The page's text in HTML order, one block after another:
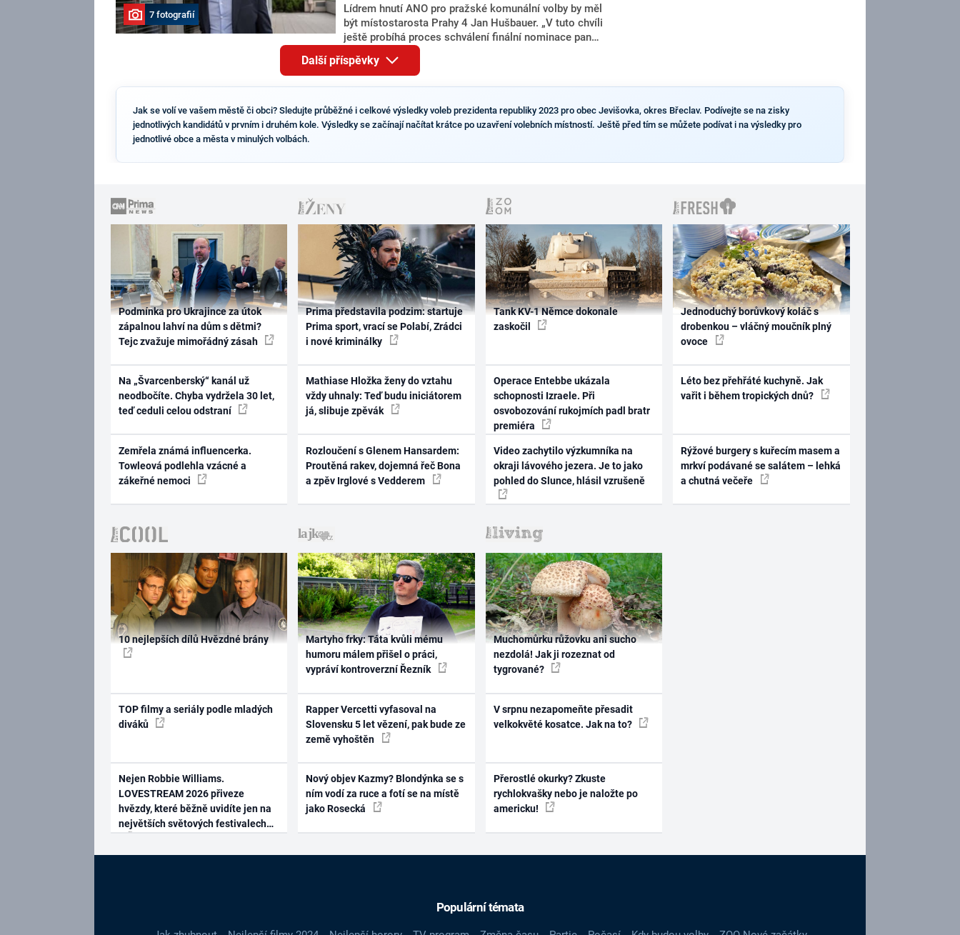
7 fotografií
Lídrem hnutí ANO pro pražské komunální volby by měl
být místostarosta Prahy 4 Jan Hušbauer. „V tuto chvíli
ještě probíhá proces schválení finální nominace pana
Jana Hušbauera Výborem hnutí ANO,“ uvedl pro
redakci místopředseda pražského ANO Martin
Benkovič. O Hušbauerovi se spekulovalo jako o
rezignoval po sérii nejasností v majetkových
přiznáních a pořizování bytů Ondřej Prokop. Zároveň
parlamentu. ANO má v Praze dlouhodobě horší
Další příspěvky
Jak se volí ve vašem městě či obci? Sledujte průběžné i celkové výsledky voleb prezidenta republiky 2023 pro obec Jevišovka, okres Břeclav. Podívejte se na zisky
jednotlivých kandidátů v prvním i druhém kole. Výsledky se začínají načítat krátce po uzavření volebních místností. Ještě před tím se můžete podívat i na výsledky pro
jednotlivé obce a města v minulých volbách.
Podmínka pro Ukrajince za útok
zápalnou lahví na dům s dětmi?
Tejc zvažuje mimořádný zásah
Na „Švarcenberský“ kanál už
neodbočíte. Chyba vydržela 30 let,
teď ceduli celou odstraní
Zemřela známá influencerka.
Towleová podlehla vzácné a
zákeřné nemoci
Prima představila podzim: startuje
Prima sport, vrací se Polabí, Zrádci
i nové kriminálky
Mathiase Hložka ženy do vztahu
vždy uhnaly: Teď budu iniciátorem
já, slibuje zpěvák
Rozloučení s Glenem Hansardem:
Proutěná rakev, dojemná řeč Bona
a zpěv Irglové s Vedderem
Tank KV-1 Němce dokonale
zaskočil
Operace Entebbe ukázala
schopnosti Izraele. Při
osvobozování rukojmích padl bratr
premiéra
Video zachytilo výzkumníka na
okraji lávového jezera. Je to jako
pohled do Slunce, hlásil vzrušeně
Jednoduchý borůvkový koláč s
drobenkou – vláčný moučník plný
ovoce
Léto bez přehřáté kuchyně. Jak
vařit i během tropických dnů?
Rýžové burgery s kuřecím masem a
mrkví podávané se salátem – lehká
a chutná večeře
10 nejlepších dílů Hvězdné brány
TOP filmy a seriály podle mladých
diváků
Nejen Robbie Williams.
LOVESTREAM 2026 přiveze
hvězdy, které běžně uvidíte jen na
největších světových festivalech
Martyho frky: Táta kvůli mému
humoru málem přišel o práci,
vypráví kontroverzní Řezník
Rapper Vercetti vyfasoval na
Slovensku 5 let vězení, pak bude ze
země vyhoštěn
Nový objev Kazmy? Blondýnka se s
ním vodí za ruce a fotí se na místě
jako Rosecká
Muchomůrku růžovku ani sucho
nezdolá! Jak ji rozeznat od
tygrované?
V srpnu nezapomeňte přesadit
velkokvěté kosatce. Jak na to?
Přerostlé okurky? Zkuste
rychlokvašky nebo je naložte po
americku!
Populární témata